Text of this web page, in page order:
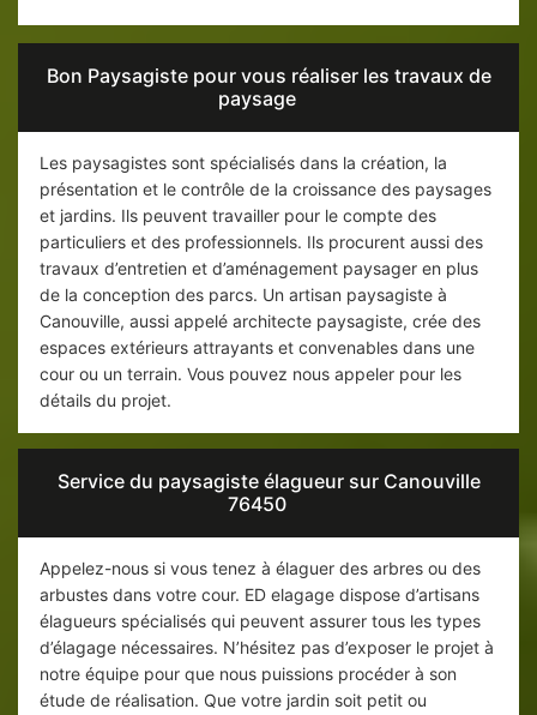
Bon Paysagiste pour vous réaliser les travaux de
paysage
Les paysagistes sont spécialisés dans la création, la
présentation et le contrôle de la croissance des paysages
et jardins. Ils peuvent travailler pour le compte des
particuliers et des professionnels. Ils procurent aussi des
travaux d’entretien et d’aménagement paysager en plus
de la conception des parcs. Un artisan paysagiste à
Canouville, aussi appelé architecte paysagiste, crée des
espaces extérieurs attrayants et convenables dans une
cour ou un terrain. Vous pouvez nous appeler pour les
détails du projet.
Service du paysagiste élagueur sur Canouville
76450
Appelez-nous si vous tenez à élaguer des arbres ou des
arbustes dans votre cour. ED elagage dispose d’artisans
élagueurs spécialisés qui peuvent assurer tous les types
d’élagage nécessaires. N’hésitez pas d’exposer le projet à
notre équipe pour que nous puissions procéder à son
étude de réalisation. Que votre jardin soit petit ou